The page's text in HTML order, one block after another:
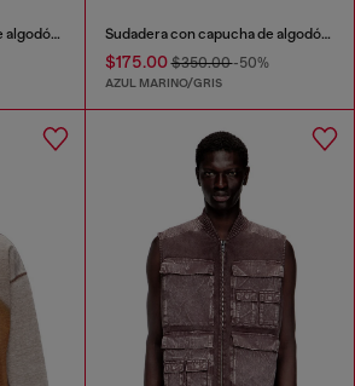
Sudadera con capucha de algodón lavado con bordado de Oval D Sudadera con capucha de algodón con estampado digital
$175.00$350.00-50%
AZUL MARINO/GRIS